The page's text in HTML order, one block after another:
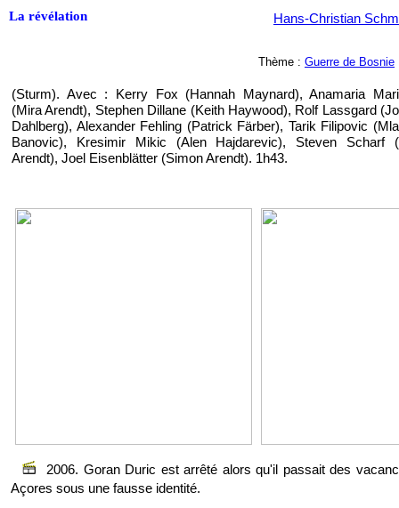
La révélation
2006. Goran Duric est arrêté alors qu'il passait des
Açores sous une fausse identité.
(Sturm). Avec : Kerry Fox (Hannah Maynard), Anamaria
(Mira Arendt), Stephen Dillane (Keith Haywood), Rolf Lassgard
Dahlberg), Alexander Fehling (Patrick Färber), Tarik Filipovic
Banovic), Kresimir Mikic (Alen Hajdarevic), Steven Scharf
Arendt), Joel Eisenblätter (Simon Arendt). 1h43.
Hans-Christian
Thème : Guerre de Bosnie